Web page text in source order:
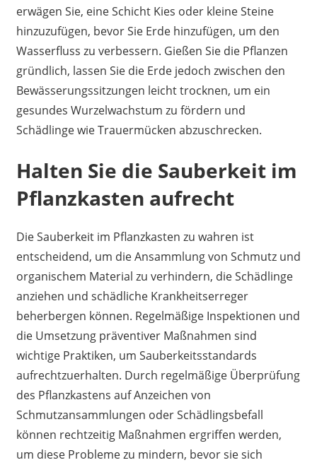
erwägen Sie, eine Schicht Kies oder kleine Steine
hinzuzufügen, bevor Sie Erde hinzufügen, um den
Wasserfluss zu verbessern. Gießen Sie die Pflanzen
gründlich, lassen Sie die Erde jedoch zwischen den
Bewässerungssitzungen leicht trocknen, um ein
gesundes Wurzelwachstum zu fördern und
Schädlinge wie Trauermücken abzuschrecken.
Halten Sie die Sauberkeit im
Pflanzkasten aufrecht
Die Sauberkeit im Pflanzkasten zu wahren ist
entscheidend, um die Ansammlung von Schmutz und
organischem Material zu verhindern, die Schädlinge
anziehen und schädliche Krankheitserreger
beherbergen können. Regelmäßige Inspektionen und
die Umsetzung präventiver Maßnahmen sind
wichtige Praktiken, um Sauberkeitsstandards
aufrechtzuerhalten. Durch regelmäßige Überprüfung
des Pflanzkastens auf Anzeichen von
Schmutzansammlungen oder Schädlingsbefall
können rechtzeitig Maßnahmen ergriffen werden,
um diese Probleme zu mindern, bevor sie sich